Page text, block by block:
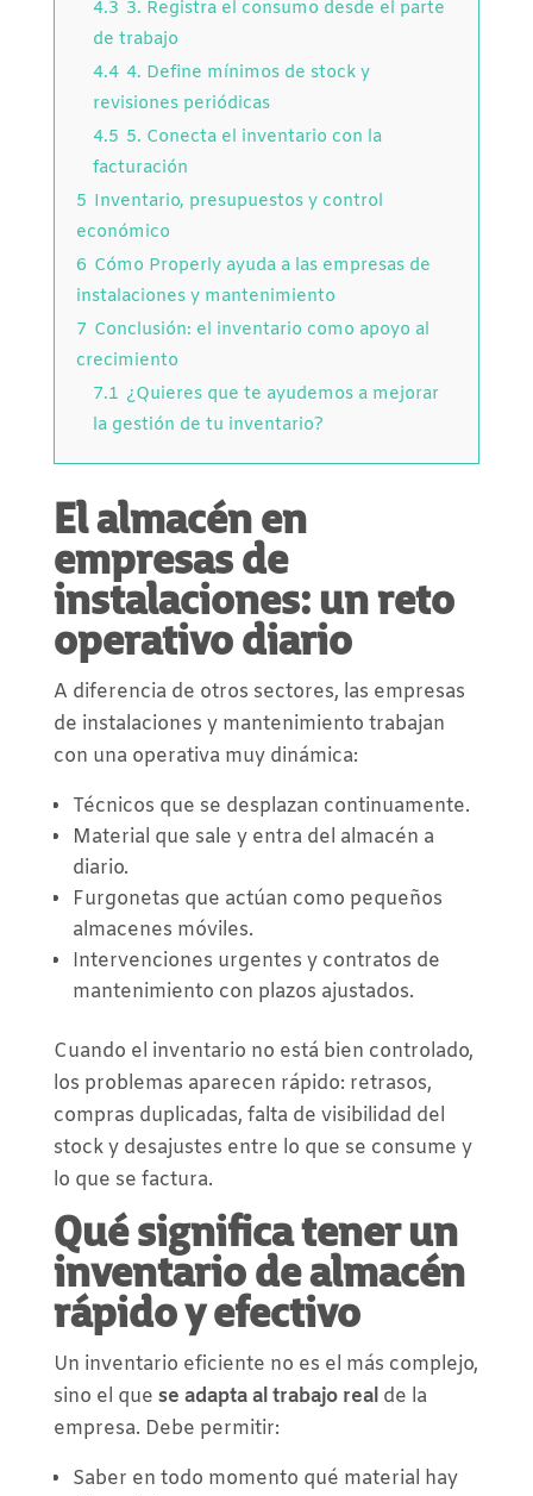
4.3 3. Registra el consumo desde el parte
de trabajo
4.4 4. Define mínimos de stock y
revisiones periódicas
4.5 5. Conecta el inventario con la
facturación
5 Inventario, presupuestos y control
económico
6 Cómo Properly ayuda a las empresas de
instalaciones y mantenimiento
7 Conclusión: el inventario como apoyo al
crecimiento
7.1 ¿Quieres que te ayudemos a mejorar
la gestión de tu inventario?
El almacén en
empresas de
instalaciones: un reto
operativo diario
A diferencia de otros sectores, las empresas
de instalaciones y mantenimiento trabajan
con una operativa muy dinámica:
Técnicos que se desplazan continuamente.
Material que sale y entra del almacén a
diario.
Furgonetas que actúan como pequeños
almacenes móviles.
Intervenciones urgentes y contratos de
mantenimiento con plazos ajustados.
Cuando el inventario no está bien controlado,
los problemas aparecen rápido: retrasos,
compras duplicadas, falta de visibilidad del
stock y desajustes entre lo que se consume y
lo que se factura.
Qué significa tener un
inventario de almacén
rápido y efectivo
Un inventario eficiente no es el más complejo,
sino el que se adapta al trabajo realde la
empresa. Debe permitir:
Saber en todo momento qué material hay